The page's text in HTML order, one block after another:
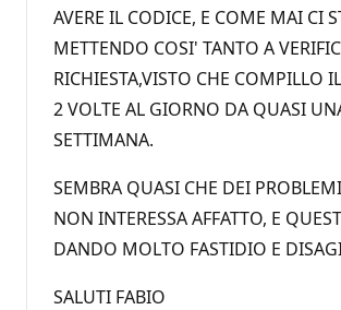
AVERE IL CODICE, E COME MAI CI
METTENDO COSI' TANTO A
RICHIESTA,VISTO CHE COMPILLO
2 VOLTE AL GIORNO DA QUASI
SETTIMANA.
SEMBRA QUASI CHE DEI
NON INTERESSA AFFATTO, E
DANDO MOLTO FASTIDIO E
SALUTI FABIO